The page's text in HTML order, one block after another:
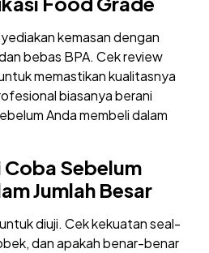
kemasan dengan
bebas BPA. Cek review
memastikan kualitasnya
biasanya berani
Anda membeli dalam
Coba Sebelum
Jumlah Besar
diuji. Cek kekuatan seal-
dan apakah benar-benar